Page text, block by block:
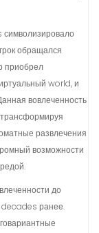
обращался
приобрел
world, и
вовлеченность
развлечения
возможности
до
decades ранее.